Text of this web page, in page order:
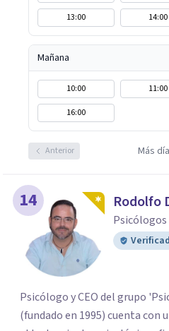
13:00
14:00
Mañana
10:00 11:00
16:00
Anterior Más
14 Rodolfo
Psicólogos
Psicólogo y CEO del grupo
(fundado en 1995) cuenta con